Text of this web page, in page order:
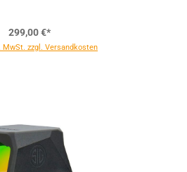
299,00 €*
MwSt. zzgl. Versandkosten